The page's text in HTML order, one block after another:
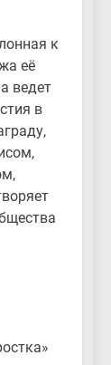
к
её
ведет
в